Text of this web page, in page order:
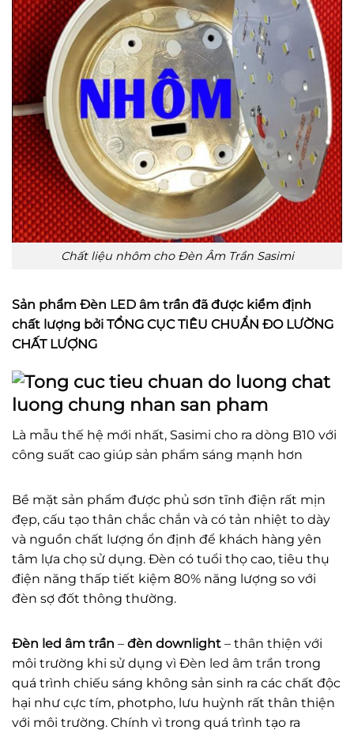
Chất liệu nhôm cho Đèn Âm Trần Sasimi
Sản phẩm Đèn LED âm trần đã được kiểm định
chất lượng bởi TỔNG CỤC TIÊU CHUẨN ĐO LƯỜNG
CHẤT LƯỢNG
Là mẫu thế hệ mới nhất, Sasimi cho ra dòng B10 với
công suất cao giúp sản phẩm sáng mạnh hơn
Bề mặt sản phẩm được phủ sơn tĩnh điện rất mịn
đẹp, cấu tạo thân chắc chắn và có tản nhiệt to dày
và nguồn chất lượng ổn định để khách hàng yên
tâm lựa chọ sử dụng. Đèn có tuổi thọ cao, tiêu thụ
điện năng thấp tiết kiệm 80% năng lượng so với
đèn sợ đốt thông thường.
Đèn led âm trần – đèn downlight – thân thiện với
môi trường khi sử dụng vì Đèn led âm trần trong
quá trình chiếu sáng không sản sinh ra các chất độc
hại như cực tím, photpho, lưu huỳnh rất thân thiện
với môi trường. Chính vì trong quá trình tạo ra